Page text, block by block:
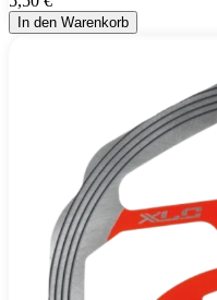
In den Warenkorb